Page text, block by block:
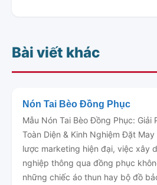
Bài viết khác
Nón Tai Bèo Đồng Phục
Mẫu Nón Tai Bèo Đồng Phục: Giải
Toàn Diện & Kinh Nghiệm Đặt
lược marketing hiện đại, việc xây
nghiệp thông qua đồng phục
những chiếc áo thun hay bộ đồ